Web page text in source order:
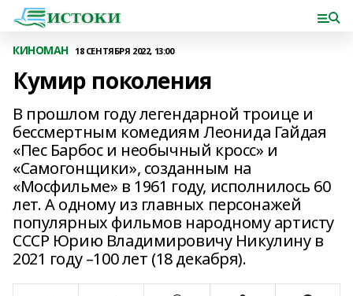
КИНОМАН 18 СЕНТЯБРЯ 2022, 13:00
Кумир поколения
В прошлом году легендарной троице и
бессмертным комедиям Леонида Гайдая
«Пес Барбос и необычный кросс» и
«Самогонщики», созданным на
«Мосфильме» в 1961 году, исполнилось 60
лет. А одному из главных персонажей
популярных фильмов народному артисту
СССР Юрию Владимировичу Никулину в
2021 году –100 лет (18 декабря).